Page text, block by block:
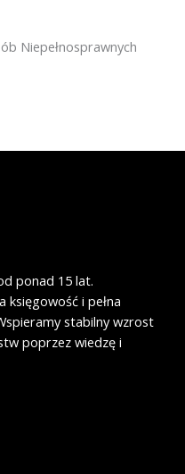
d
Niepełnosprawnych
ponad 15 lat.
księgowość i pełna
stabilny wzrost
poprzez wiedzę i